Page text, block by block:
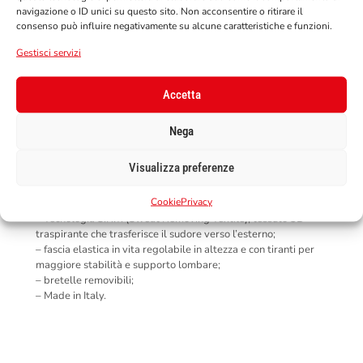
navigazione o ID unici su questo sito. Non acconsentire o ritirare il
consenso può influire negativamente su alcune caratteristiche e funzioni.
Gestisci servizi
Accetta
Nega
Visualizza preferenze
CookiePrivacy
nitrilica anti-shock con tecnologia a reticolato 3D brevettato,
risultato di accurati studi che hanno permesso di ottenere
un’accoppiata vincente di forma+composizione che riesce a
performare egregiamente garantendo un elevato potere di
assicurando quindi la massima protezione;
– corpo centrale con scocche in plastica per proteggere la
colonna vertebrale;
– Anti-Torsion System: aiuta a contrastare la pericolosa
– imbottitura interna in E.V.C. (Evoluted Viscoelastic Cells),
performance/peso/spessore;
– Tecnologia S.R.T. (Sweat Removing Textile), tessuto 3D
traspirante che trasferisce il sudore verso l’esterno;
– fascia elastica in vita regolabile in altezza e con tiranti per
maggiore stabilità e supporto lombare;
– bretelle removibili;
– Made in Italy.